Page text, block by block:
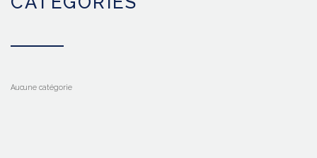
Aucune catégorie